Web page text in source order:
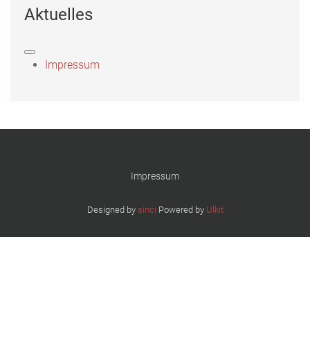
Aktuelles
Impressum
Impressum
Designed by sinci Powered by Ulkit